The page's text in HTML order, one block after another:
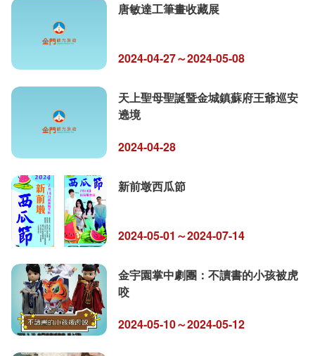
唐敏達工筆畫收藏展
2024-04-27～2024-05-08
天上聖母聖誕暨金城鎮蘇府王爺巡安
遶境
2024-04-28
新前墩西瓜節
2024-05-01～2024-07-14
金宇園掌中劇團：不讀書的小孩被虎
咬
2024-05-10～2024-05-12